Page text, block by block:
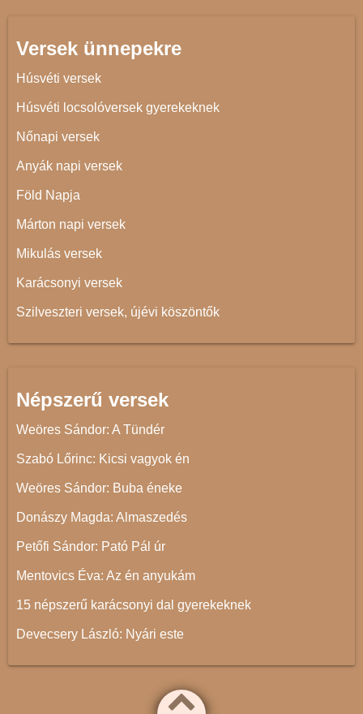
Versek ünnepekre
Húsvéti versek
Húsvéti locsolóversek gyerekeknek
Nőnapi versek
Anyák napi versek
Föld Napja
Márton napi versek
Mikulás versek
Karácsonyi versek
Szilveszteri versek, újévi köszöntők
Népszerű versek
Weöres Sándor: A Tündér
Szabó Lőrinc: Kicsi vagyok én
Weöres Sándor: Buba éneke
Donászy Magda: Almaszedés
Petőfi Sándor: Pató Pál úr
Mentovics Éva: Az én anyukám
15 népszerű karácsonyi dal gyerekeknek
Devecsery László: Nyári este